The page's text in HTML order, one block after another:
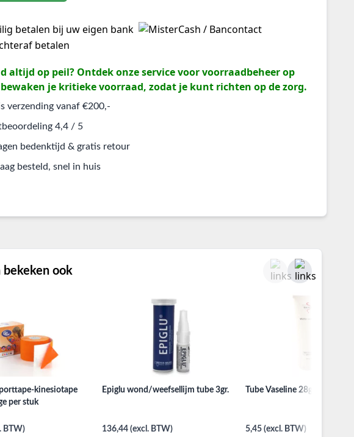
altijd op peil? Ontdek onze service voor voorraadbeheer op
je kritieke voorraad, zodat je kunt richten op de zorg.
verzending vanaf €200,-
4,4 / 5
bedenktijd & gratis retour
besteld, snel in huis
bekeken ook
kinesiotape
per stuk
BTW)
Epiglu wond/weefsellijm tube 3gr.
136,44 (excl. BTW)
Tube Vaseline 28gr
5,45 (excl. BTW)